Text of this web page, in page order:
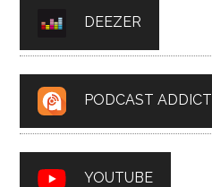
DEEZER
PODCAST ADDICT
YOUTUBE